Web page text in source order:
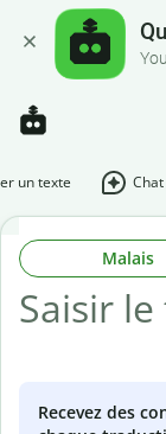
un texte
Malais
Recevez des